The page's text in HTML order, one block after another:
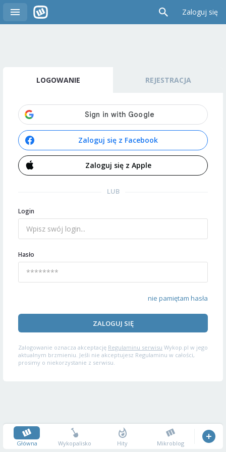
Zaloguj się
LOGOWANIE REJESTRACJA
Zaloguj się z Facebook
Zaloguj się z Apple
LUB
Login
Hasło
nie pamiętam hasła
ZALOGUJ SIĘ
Zalogowanie oznacza akceptację Regulaminu serwisu Wykop.pl w jego
aktualnym brzmieniu. Jeśli nie akceptujesz Regulaminu w całości,
prosimy o niekorzystanie z serwisu.
Główna Wykopalisko Hity Mikroblog